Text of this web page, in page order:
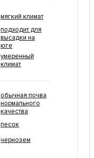
мягкий климат
подходит для
высадки на
юге
умеренный
климат
обычная почва
нормального
качества
песок
чернозем